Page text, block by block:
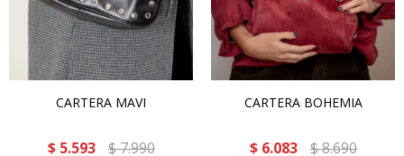
CARTERA MAVI
$ 5.593 $7.990
CARTERA BOHEMIA
$ 6.083 $8.690